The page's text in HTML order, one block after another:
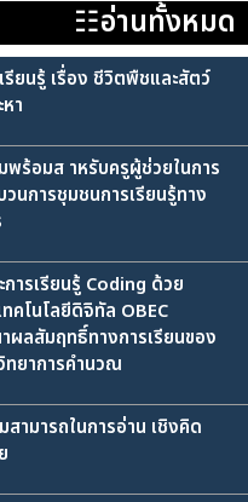
☷อ่านทั้งหมด
ยนรู้ เรื่อง ชีวิตพืชและสัตว์
า
ร้อมส าหรับครูผู้ช่วยในการ
นการชุมชนการเรียนรู้ทาง
ารเรียนรู้ Coding ด้วย
คโนโลยีดิจิทัล OBEC
ลสัมฤทธิ์ทางการเรียนของ
ทยาการคำนวณ
ามารถในการอ่าน เชิงคิด